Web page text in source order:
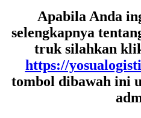
Apabila Anda
selengkapnya
truk silahkan
https://
tombol dibawah ini